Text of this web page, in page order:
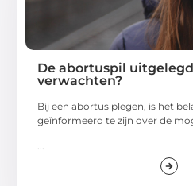
De abortuspil
verwachten?
Bij een abortus plegen, is het
geïnformeerd te zijn over de
...